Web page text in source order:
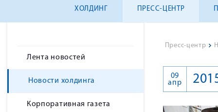
ХОЛДИНГ ПРЕСС-ЦЕНТР
Лента новостей
Новости холдинга
Корпоративная газета
Пресс-центр >
09
апр